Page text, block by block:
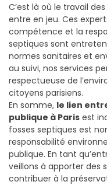
C’est là où le travail
entre en jeu. Ces
compétence et la
septiques sont
normes sanitaires et
au suivi, nos services
respectueuse de
citoyens parisiens.
En somme, le lien
publique à Paris est
fosses septiques est
responsabilité
publique. En tant
veillons à apporter des
contribuer à la